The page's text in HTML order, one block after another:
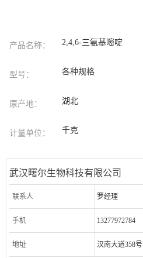
产品名称： 2,4,6-三氨基嘧啶
型号： 各种规格
原产地： 湖北
计量单位： 千克
武汉曙尔生物科技有限公司
联系人 罗经理
手机 13277972784
地址 汉南大道358号